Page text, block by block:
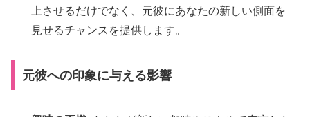
上させるだけでなく、元彼にあなたの新しい側面を
見せるチャンスを提供します。
元彼への印象に与える影響